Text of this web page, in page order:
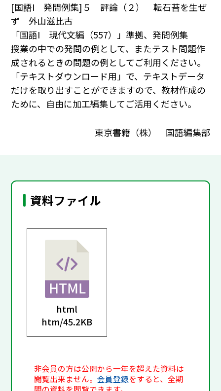
[国語I 発問例集]５ 評論（２） 転石苔を生ぜ
ず 外山滋比古
「国語I 現代文編（557）」準拠、発問例集
授業の中での発問の例として、またテスト問題作
成されるときの問題の例としてご利用ください｡
「テキストダウンロード用」で、テキストデータ
だけを取り出すことができますので、教材作成の
ために、自由に加工編集してご活用ください｡
東京書籍（株） 国語編集部
資料ファイル
html
htm/45.2KB
非会員の方は公開から一年を超えた資料は
閲覧出来ません。会員登録をすると、全期